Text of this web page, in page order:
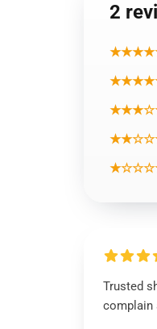
2
Trusted
complain